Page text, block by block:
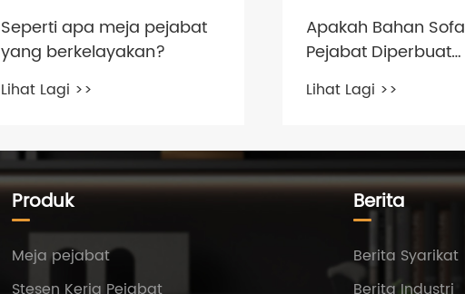
Seperti apa meja pejabat
yang berkelayakan?
Lihat Lagi >>
Apakah Bahan Sofa
Pejabat Diperbuat
daripada?
Lihat Lagi >>
Produk
Meja pejabat
Berita
Berita Syarikat